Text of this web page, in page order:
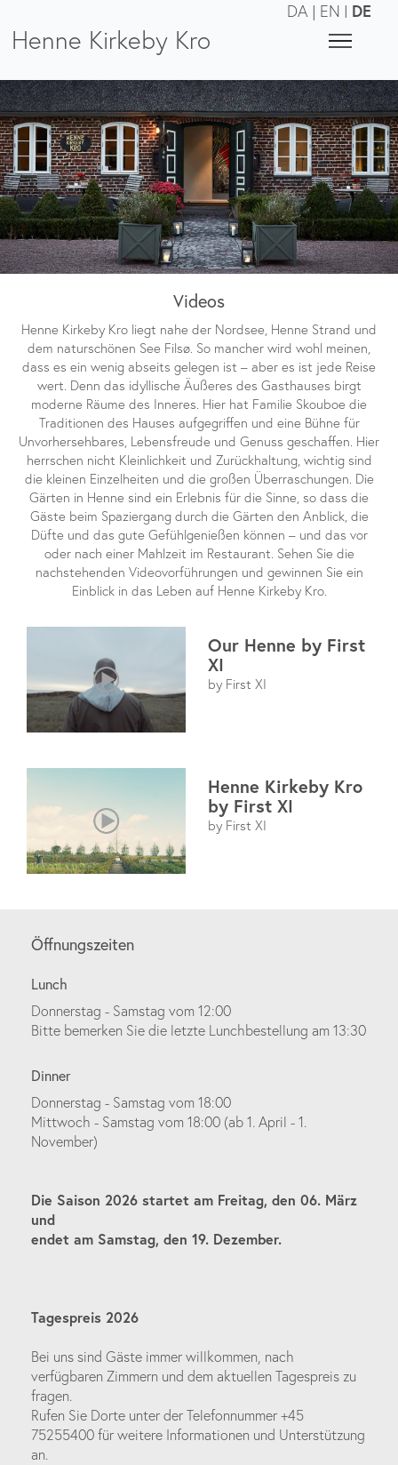
DA | EN | DE
Henne Kirkeby Kro
Videos
Henne Kirkeby Kro liegt nahe der Nordsee, Henne Strand und
dem naturschönen See Filsø. So mancher wird wohl meinen,
dass es ein wenig abseits gelegen ist – aber es ist jede Reise
wert. Denn das idyllische Äußeres des Gasthauses birgt
moderne Räume des Inneres. Hier hat Familie Skouboe die
Traditionen des Hauses aufgegriffen und eine Bühne für
Unvorhersehbares, Lebensfreude und Genuss geschaffen. Hier
herrschen nicht Kleinlichkeit und Zurückhaltung, wichtig sind
die kleinen Einzelheiten und die großen Überraschungen. Die
Gärten in Henne sind ein Erlebnis für die Sinne, so dass die
Gäste beim Spaziergang durch die Gärten den Anblick, die
Düfte und das gute Gefühlgenießen können – und das vor
oder nach einer Mahlzeit im Restaurant. Sehen Sie die
nachstehenden Videovorführungen und gewinnen Sie ein
Einblick in das Leben auf Henne Kirkeby Kro.
Our Henne by First
XI
by First XI
Henne Kirkeby Kro
by First XI
by First XI
Öffnungszeiten
Lunch
Donnerstag - Samstag vom 12:00
Bitte bemerken Sie die letzte Lunchbestellung am 13:30
Dinner
Donnerstag - Samstag vom 18:00
Mittwoch - Samstag vom 18:00 (ab 1. April - 1.
November)
Die Saison 2026 startet am Freitag, den 06. März
und
endet am Samstag, den 19. Dezember.
Tagespreis 2026
Bei uns sind Gäste immer willkommen, nach
verfügbaren Zimmern und dem aktuellen Tagespreis zu
fragen.
Rufen Sie Dorte unter der Telefonnummer +45
75255400 für weitere Informationen und Unterstützung
an.